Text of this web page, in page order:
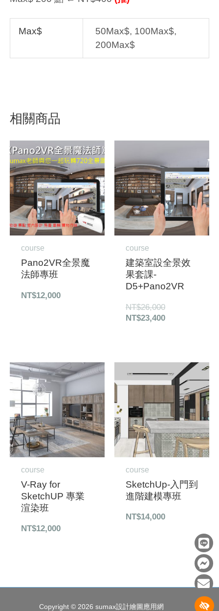
L
i
n
e
F
a
c
e
b
o
E
n
v
e
l
o
Max$
50Max$, 100Max$,
200Max$
相關商品
course
Pano2VR全景魔
法師專班
NT$12,000
course
建築室設全景效
果套課-
D5+Pano2VR
NT$26,000
價
格：
NT$26,000。
NT$23,400
價
格：
NT$23,400。
course
V-Ray for
SketchUP 專業
渲染班
NT$12,000
course
SketchUp-入門到
進階建模專班
NT$14,000
Copyright © 2026 sumax設計繪圖應用網